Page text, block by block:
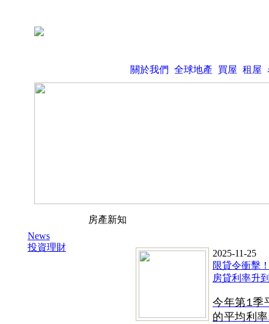
關於我們 全球地產 買屋 租屋
房產新知
News
投資理財
2025-11-25
限貸令衝擊
房貸利率升
今年第1季
的平均利